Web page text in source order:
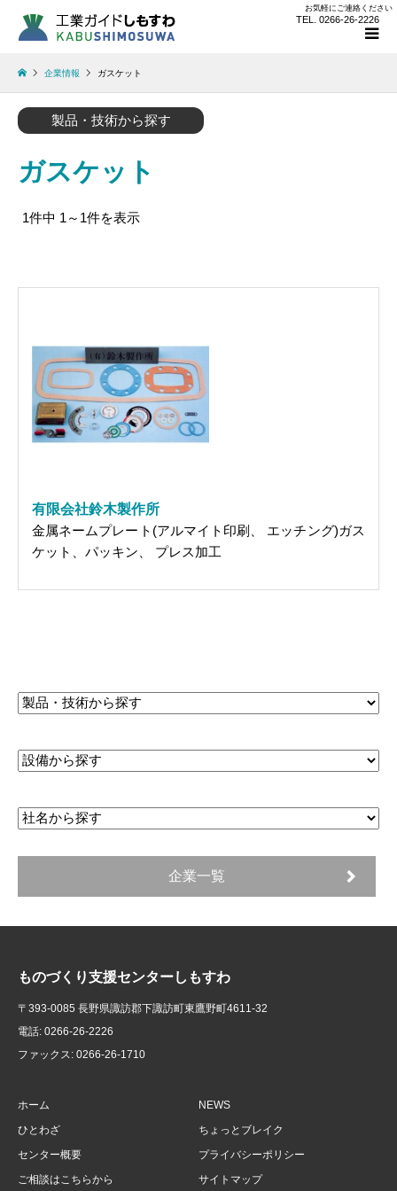
お気軽にご連絡ください
TEL. 0266-26-2226
企業情報 ガスケット
製品・技術から探す
ガスケット
1件中 1～1件を表示
有限会社鈴木製作所
金属ネームプレート(アルマイト印刷、 エッチング)ガス
ケット、パッキン、 プレス加工
企業一覧
ものづくり支援センターしもすわ
〒393-0085 長野県諏訪郡下諏訪町東鷹野町4611-32
電話: 0266-26-2226
ファックス: 0266-26-1710
ホーム
ひとわざ
センター概要
ご相談はこちらから
NEWS
ちょっとブレイク
プライバシーポリシー
サイトマップ